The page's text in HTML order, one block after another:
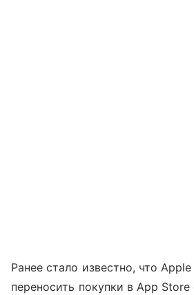
Ранее стало известно, что Apple
переносить покупки в App Store